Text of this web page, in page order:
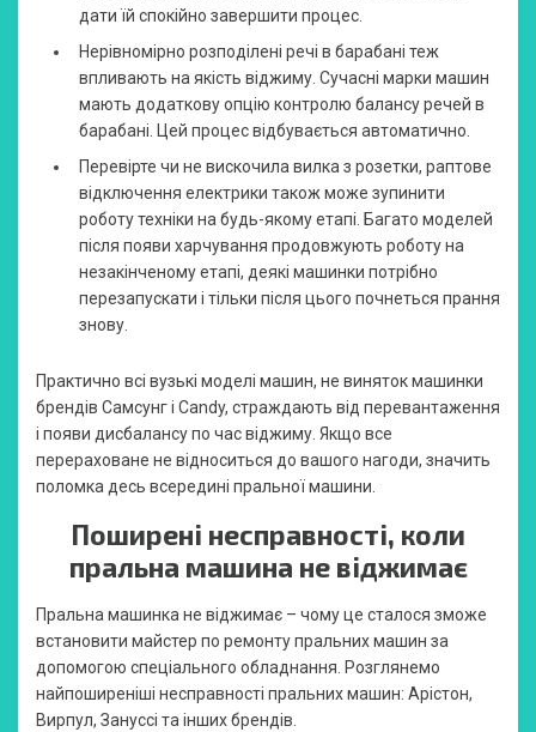
дати їй спокійно завершити процес.
Нерівномірно розподілені речі в барабані теж
впливають на якість віджиму. Сучасні марки машин
мають додаткову опцію контролю балансу речей в
барабані. Цей процес відбувається автоматично.
Перевірте чи не вискочила вилка з розетки, раптове
відключення електрики також може зупинити
роботу техніки на будь-якому етапі. Багато моделей
після появи харчування продовжують роботу на
незакінченому етапі, деякі машинки потрібно
перезапускати і тільки після цього почнеться прання
знову.
Практично всі вузькі моделі машин, не виняток машинки
брендів Самсунг і Candy, страждають від перевантаження
і появи дисбалансу по час віджиму. Якщо все
перераховане не відноситься до вашого нагоди, значить
поломка десь всередині пральної машини.
Поширені несправності, коли
пральна машина не віджимає
Пральна машинка не віджимає – чому це сталося зможе
встановити майстер по ремонту пральних машин за
допомогою спеціального обладнання. Розглянемо
найпоширеніші несправності пральних машин: Арістон,
Вирпул, Зануссі та інших брендів.